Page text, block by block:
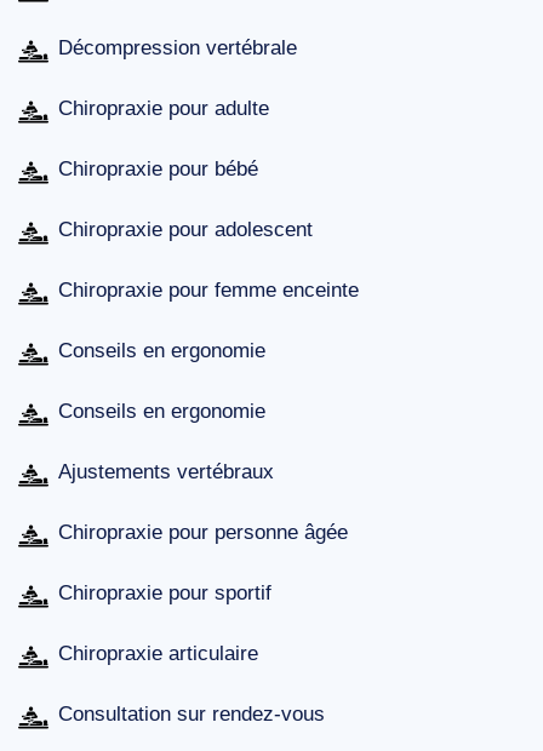
Décompression vertébrale
Chiropraxie pour adulte
Chiropraxie pour bébé
Chiropraxie pour adolescent
Chiropraxie pour femme enceinte
Conseils en ergonomie
Conseils en ergonomie
Ajustements vertébraux
Chiropraxie pour personne âgée
Chiropraxie pour sportif
Chiropraxie articulaire
Consultation sur rendez-vous